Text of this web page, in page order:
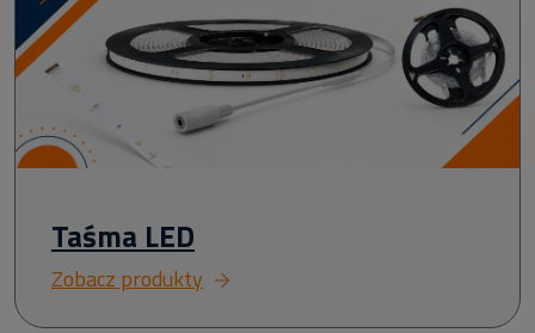
Taśma LED
Zobacz produkty